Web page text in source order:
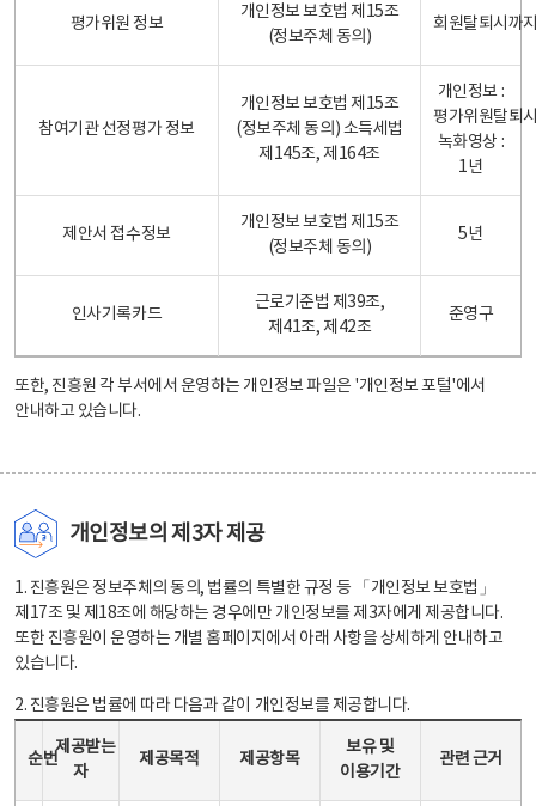
평가위원 정보
개인정보 보호법 제15조
(정보주체 동의)
회원탈퇴시까
참여기관 선정평가 정보
개인정보 보호법 제15조
(정보주체 동의) 소득세법
제145조, 제164조
개인정보 :
평가위원탈퇴
녹화영상 :
1년
제안서 접수정보
개인정보 보호법 제15조
(정보주체 동의)
5년
인사기록카드
근로기준법 제39조,
제41조, 제42조
준영구
또한, 진흥원 각 부서에서 운영하는 개인정보 파일은 '개인정보 포털'에서
안내하고 있습니다.
개인정보의 제3자 제공
1. 진흥원은 정보주체의 동의, 법률의 특별한 규정 등 「개인정보 보호법」
제17조 및 제18조에 해당하는 경우에만 개인정보를 제3자에게 제공합니다.
또한 진흥원이 운영하는 개별 홈페이지에서 아래 사항을 상세하게 안내하고
있습니다.
2. 진흥원은 법률에 따라 다음과 같이 개인정보를 제공합니다.
순번
제공받는
자
제공목적 제공항목
보유 및
이용기간
관련 근거